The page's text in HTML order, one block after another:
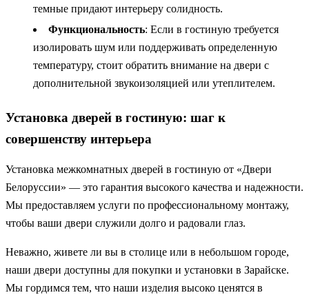
темные придают интерьеру солидность.
Функциональность: Если в гостиную требуется
изолировать шум или поддерживать определенную
температуру, стоит обратить внимание на двери с
дополнительной звукоизоляцией или утеплителем.
Установка дверей в гостиную: шаг к
совершенству интерьера
Установка межкомнатных дверей в гостиную от «Двери
Белоруссии» — это гарантия высокого качества и надежности.
Мы предоставляем услуги по профессиональному монтажу,
чтобы ваши двери служили долго и радовали глаз.
Неважно, живете ли вы в столице или в небольшом городе,
наши двери доступны для покупки и установки в Зарайске.
Мы гордимся тем, что наши изделия высоко ценятся в